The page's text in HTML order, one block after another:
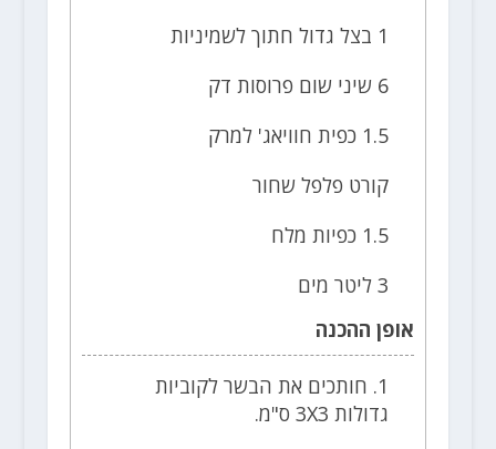
1 בצל גדול חתוך לשמיניות
6 שיני שום פרוסות דק
1.5 כפית חוויאג' למרק
קורט פלפל שחור
1.5 כפיות מלח
3 ליטר מים
אופן ההכנה
1. חותכים את הבשר לקוביות
גדולות 3X3 ס"מ.